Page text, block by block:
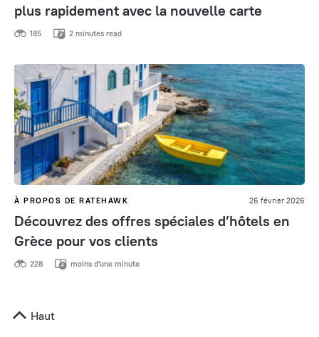
plus rapidement avec la nouvelle carte
185 2 minutes read
À PROPOS DE RATEHAWK 26 février 2026
Découvrez des offres spéciales d’hôtels en
Grèce pour vos clients
228 moins d'une minute
Haut